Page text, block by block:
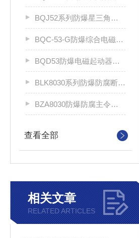
BQJ52系列防爆星三角起动箱（Ⅱ B）
BQC-53-G防爆综合电磁起动器
BQD53防爆电磁起动器（Ⅱ B、Ⅱ C）
BLK8030系列防爆防腐断路器
BZA8030防爆防腐主令控制器
查看全部
相关文章
RELATED ARTICLES